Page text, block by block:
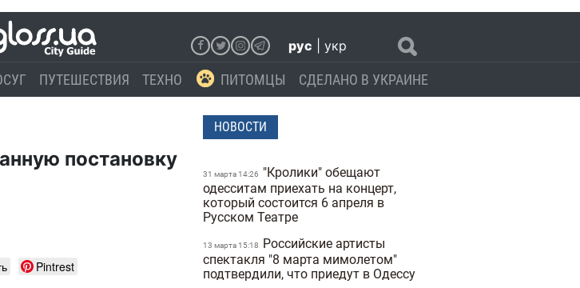
рус укр
ПУТЕШЕСТВИЯ ТЕХНО ПИТОМЦЫ СДЕЛАНО В УКРАИНЕ
постановку
Pintrest
НОВОСТИ
31 марта 14:26
"Кролики" обещают
одесситам приехать на концерт,
который состоится 6 апреля в
Русском Театре
13 марта 15:18
Российские артисты
спектакля "8 марта мимолетом"
подтвердили, что приедут в Одессу